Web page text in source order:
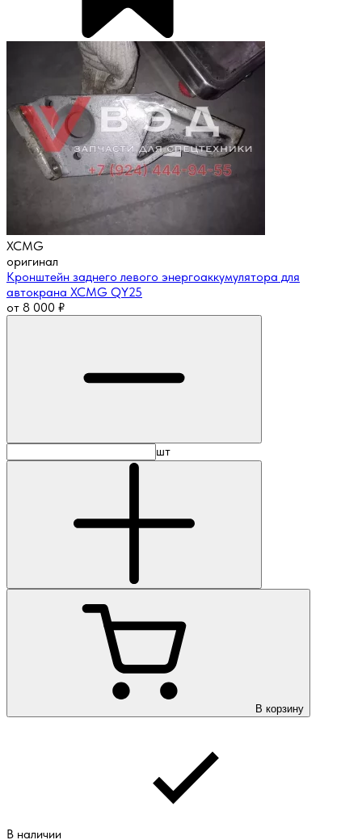
XCMG
оригинал
Кронштейн заднего левого энергоаккумулятора для
автокрана XCMG QY25
от 8 000 ₽
шт
В корзину
В наличии